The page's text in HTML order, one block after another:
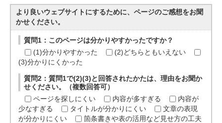
より良いウェブサイトにするために、ページのご感想をお聞
かせください。
質問1：このページは分かりやすかったですか？
(1)分かりやすかった
(2)どちらともいえない
(3)分かりにくかった
質問2：質問1で(2)(3)と回答されたかたは、理由をお聞か
せください。（複数回答可）
ページを探しにくい
内容が多すぎる
内容が
少なすぎる
タイトルが分かりにくい
文章の表現
が分かりにくい
箇条書きや表の活用など見せ方の工夫